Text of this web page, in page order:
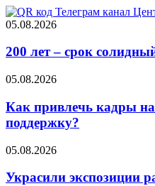
05.08.2026
200 лет – срок
05.08.2026
Как привлечь кадры на
поддержку?
05.08.2026
Украсили экспозиции